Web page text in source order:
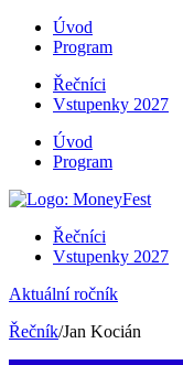
Úvod
Program
Řečníci
Vstupenky 2027
Úvod
Program
Řečníci
Vstupenky 2027
Aktuální ročník
Řečník/Jan Kocián